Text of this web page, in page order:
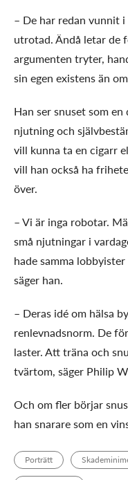
– De har redan vunnit i
utrotad. Ändå letar de
argumenten tryter,
sin egen existens än
Han ser snuset som
njutning och
vill kunna ta en cigarr
vill han också ha
över.
– Vi är inga robotar.
små njutningar i
hade samma
säger han.
– Deras idé om hälsa
renlevnadsnorm. De
laster. Att träna och
tvärtom, säger Philip
Och om fler börjar
han snarare som en
Porträtt